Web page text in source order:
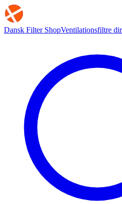
Dansk Filter ShopVentilationsfiltre